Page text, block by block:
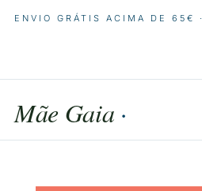
ENVIO GRÁTIS ACIMA DE 65€ ·
Mãe Gaia ·